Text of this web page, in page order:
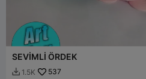
SEVİMLİ ÖRDEK
 1.5K 537